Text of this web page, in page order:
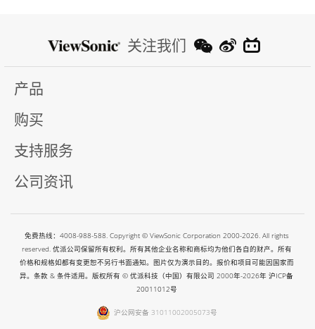
关注我们
产品
购买
支持服务
公司资讯
免费热线：4008-988-588. Copyright © ViewSonic Corporation 2000-2026. All rights
reserved. 优派公司保留所有权利。所有其他企业名称和商标均为他们各自的财产。所有
价格和规格如都有变更恕不另行书面通知。图片仅为演示目的。报价和项目可能因国家而
异。条款 & 条件适用。版权所有 © 优派科技（中国）有限公司 2000年-2026年沪ICP备
20011012号
沪公网安备 31011002005073号